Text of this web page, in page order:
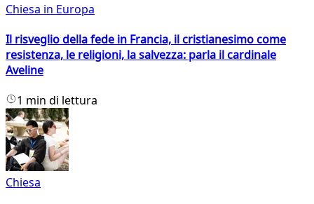
Chiesa in Europa
Il risveglio della fede in Francia, il cristianesimo come
resistenza, le religioni, la salvezza: parla il cardinale
Aveline
1 min di lettura
Chiesa